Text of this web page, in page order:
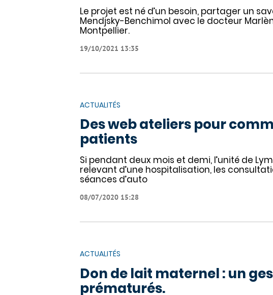
Le projet est né d’un besoin, partager un
Mendjsky-Benchimol avec le docteur
Montpellier.
19/10/2021 13:35
ACTUALITÉS
Des web ateliers pour
patients
Si pendant deux mois et demi, l’unité de
relevant d’une hospitalisation, les
séances d’auto
08/07/2020 15:28
ACTUALITÉS
Don de lait maternel : un
prématurés.